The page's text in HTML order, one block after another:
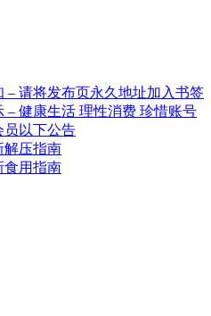
– 请将发布页永久地址加入书签
– 健康生活 理性消费 珍惜账号
员以下公告
解压指南
食用指南